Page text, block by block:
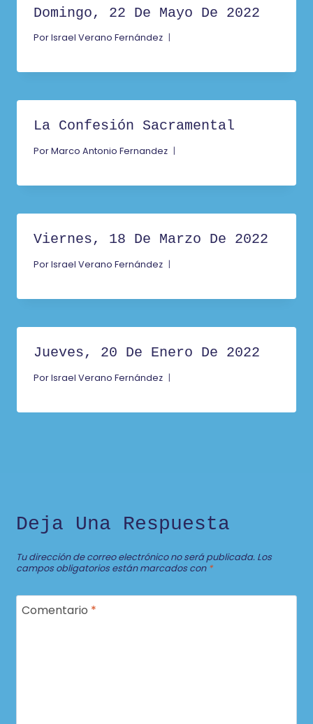
Domingo, 22 De Mayo De 2022
PorIsrael Verano Fernández
La Confesión Sacramental
PorMarco Antonio Fernandez
Viernes, 18 De Marzo De 2022
PorIsrael Verano Fernández
Jueves, 20 De Enero De 2022
PorIsrael Verano Fernández
Deja Una Respuesta
Tu dirección de correo electrónico no será publicada. Los
campos obligatorios están marcados con *
Comentario *